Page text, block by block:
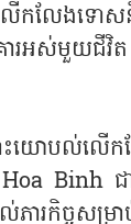
ើកលែងទោ
គារអស់មួយជី
រោះយោបល់
Binh ជាប្
រកិច្ចសម្រ